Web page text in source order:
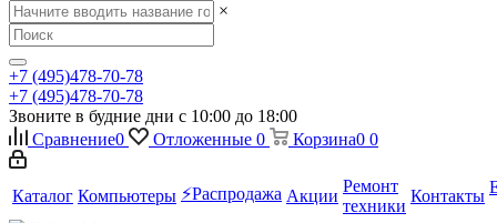
×
+7 (495)478-70-78
+7 (495)478-70-78
Звоните в будние дни с 10:00 до 18:00
Сравнение0 Отложенные 0 Корзина0 0
Каталог Компьютеры ⚡️Распродажа Акции
Ремонт
техники
Контакты